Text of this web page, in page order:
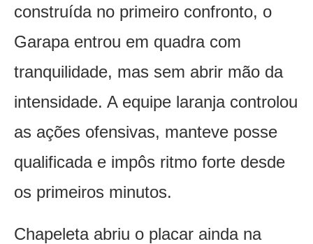
construída no primeiro confronto, o
Garapa entrou em quadra com
tranquilidade, mas sem abrir mão da
intensidade. A equipe laranja controlou
as ações ofensivas, manteve posse
qualificada e impôs ritmo forte desde
os primeiros minutos.
Chapeleta abriu o placar ainda na